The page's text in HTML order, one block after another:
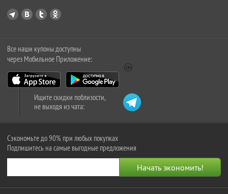
Все наши купоны доступны
через Мобильное Приложение:
Ищите скидки поблизости,
не выходя из чата:
Сэкономьте до 90% при любых покупках
Подпишитесь на самые выгодные предложения